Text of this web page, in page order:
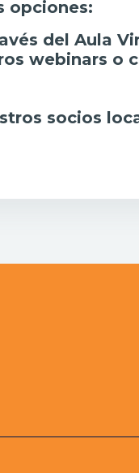
opciones:
del Aula
webinars o
socios